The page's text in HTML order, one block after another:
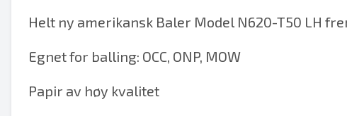
Helt ny amerikansk Baler Model N620-T50 LH
Egnet for balling: OCC, ONP, MOW
Papir av høy kvalitet